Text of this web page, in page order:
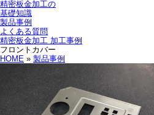
精密板金加工の
基礎知識
製品事例
よくある質問
精密板金加工 加工事例
フロントカバー
HOME » 製品事例